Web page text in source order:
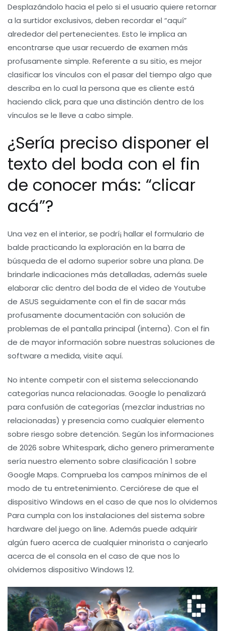
Desplazándolo hacia el pelo si el usuario quiere retornar
a la surtidor exclusivos, deben recordar el “aquí”
alrededor del pertenecientes. Esto le implica an
encontrarse que usar recuerdo de examen más
profusamente simple. Referente a su sitio, es mejor
clasificar los vínculos con el pasar del tiempo algo que
describa en lo cual la persona que es cliente está
haciendo click, para que una distinción dentro de los
vínculos se le lleve a cabo simple.
¿Serí­a preciso disponer el
texto del boda con el fin
de conocer más: “clicar
acá”?
Una vez en el interior, se podrí¡ hallar el formulario de
balde practicando la exploración en la barra de
búsqueda de el adorno superior sobre una plana. De
brindarle indicaciones más detalladas, además suele
elaborar clic dentro del boda de el video de Youtube
de ASUS seguidamente con el fin de sacar más
profusamente documentación con solución de
problemas de el pantalla principal (interna). Con el fin
de de mayor información sobre nuestras soluciones de
software a medida, visite aquí.
No intente competir con el sistema seleccionando
categorías nunca relacionadas. Google lo penalizará
para confusión de categorías (mezclar industrias no
relacionadas) y presencia como cualquier elemento
sobre riesgo sobre detención. Según los informaciones
de 2026 sobre Whitespark, dicho genero primeramente
serí­a nuestro elemento sobre clasificación 1 sobre
Google Maps. Comprueba los campos mínimos de el
modo de tu entretenimiento. Cerciórese de que el
dispositivo Windows en el caso de que nos lo olvidemos
Para cumpla con los instalaciones del sistema sobre
hardware del juego on line. Además puede adquirir
algún fuero acerca de cualquier minorista o canjearlo
acerca de el consola en el caso de que nos lo
olvidemos dispositivo Windows 12.